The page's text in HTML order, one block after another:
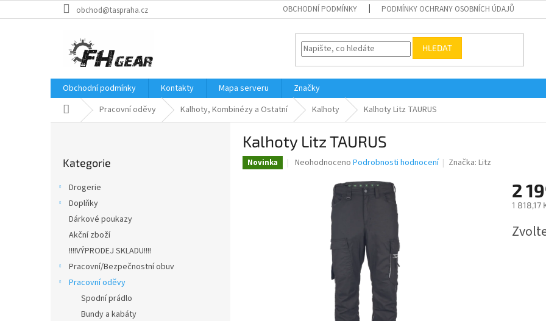
na
obchod@taspraha.cz OBCHODNÍ PODMÍNKY PODMÍNKY OCHRANY OSOBNÍCH ÚDAJŮ
HLEDAT
Obchodní podmínky Kontakty Mapa serveru
Značky
Domů Pracovní oděvy Kalhoty, Kombinézy a Ostatní Kalhoty Kalhoty Litz TAURUS
kategorie
Kategorie
Drogerie
Doplňky
Dárkové poukazy
Akční zboží
!!!!VÝPRODEJ SKLADU!!!!
Pracovní/Bezpečnostní obuv
Pracovní oděvy
Spodní prádlo
Bundy a kabáty
Kalhoty Litz TAURUS
Novinka
Průměrné
hvězdiček.
Neohodnoceno Podrobnosti hodnocení Značka:Litz
2
1 818,17
cena: